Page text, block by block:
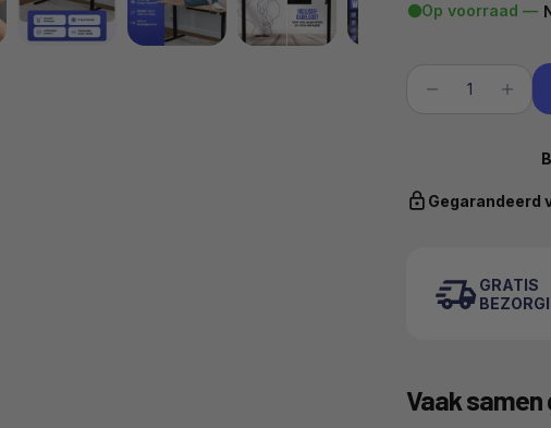
Op voorraad —
Gegarandeerd
GRATIS
Vaak